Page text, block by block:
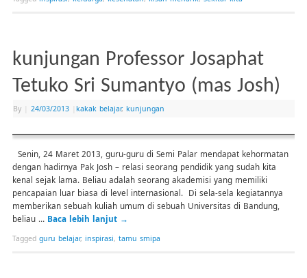
kunjungan Professor Josaphat
Tetuko Sri Sumantyo (mas Josh)
By 24/03/2013 kakak belajar, kunjungan
Senin, 24 Maret 2013, guru-guru di Semi Palar mendapat kehormatan
dengan hadirnya Pak Josh – relasi seorang pendidik yang sudah kita
kenal sejak lama. Beliau adalah seorang akademisi yang memiliki
pencapaian luar biasa di level internasional. Di sela-sela kegiatannya
memberikan sebuah kuliah umum di sebuah Universitas di Bandung,
beliau … Baca lebih lanjut →
Tagged guru belajar, inspirasi, tamu smipa